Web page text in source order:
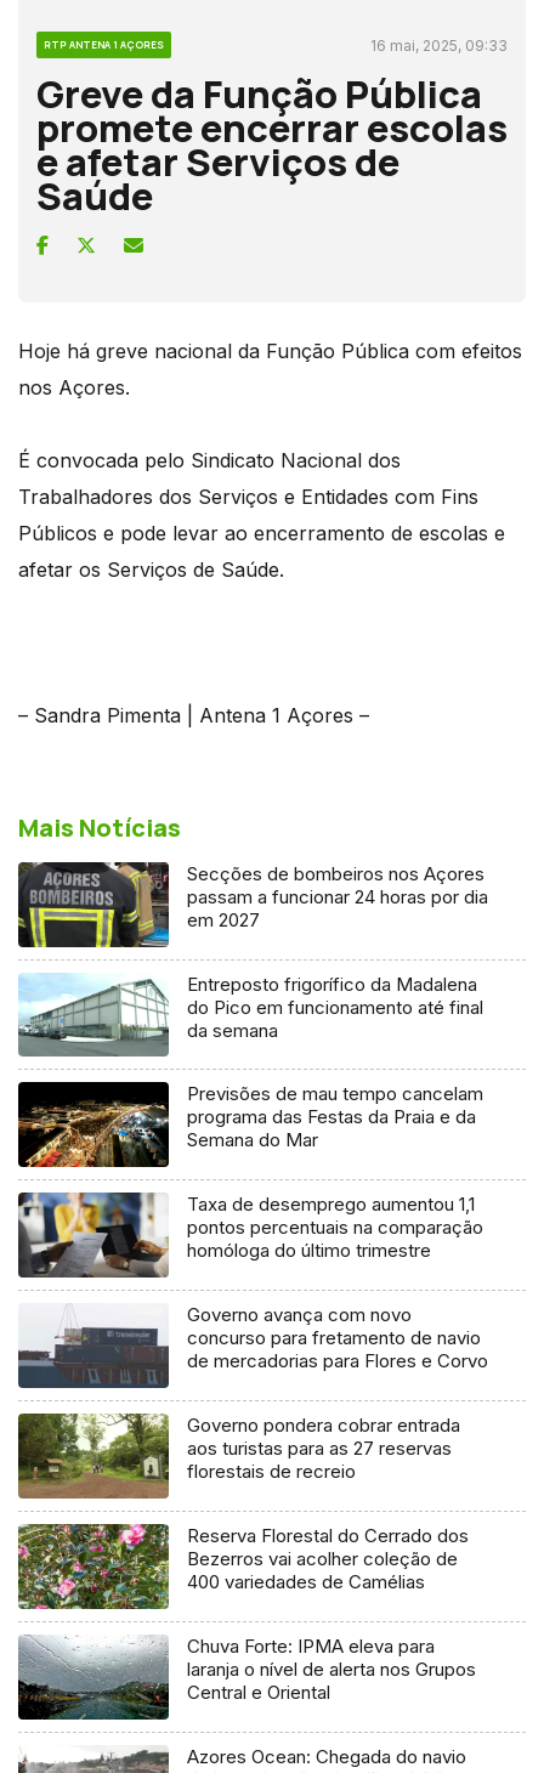
RTP ANTENA 1 AÇORES 16 mai, 2025, 09:33
Greve da Função Pública
promete encerrar escolas
e afetar Serviços de
Saúde
Hoje há greve nacional da Função Pública com efeitos
nos Açores.
É convocada pelo Sindicato Nacional dos
Trabalhadores dos Serviços e Entidades com Fins
Públicos e pode levar ao encerramento de escolas e
afetar os Serviços de Saúde.
– Sandra Pimenta | Antena 1 Açores –
Mais Notícias
Secções de bombeiros nos Açores
passam a funcionar 24 horas por dia
em 2027
Entreposto frigorífico da Madalena
do Pico em funcionamento até final
da semana
Previsões de mau tempo cancelam
programa das Festas da Praia e da
Semana do Mar
Taxa de desemprego aumentou 1,1
pontos percentuais na comparação
homóloga do último trimestre
Governo avança com novo
concurso para fretamento de navio
de mercadorias para Flores e Corvo
Governo pondera cobrar entrada
aos turistas para as 27 reservas
florestais de recreio
Reserva Florestal do Cerrado dos
Bezerros vai acolher coleção de
400 variedades de Camélias
Chuva Forte: IPMA eleva para
laranja o nível de alerta nos Grupos
Central e Oriental
Azores Ocean: Chegada do navio